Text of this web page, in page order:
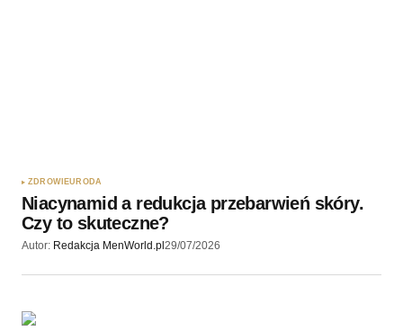
ZDROWIEURODA
Niacynamid a redukcja przebarwień skóry.
Czy to skuteczne?
Autor: Redakcja MenWorld.pl 29/07/2026